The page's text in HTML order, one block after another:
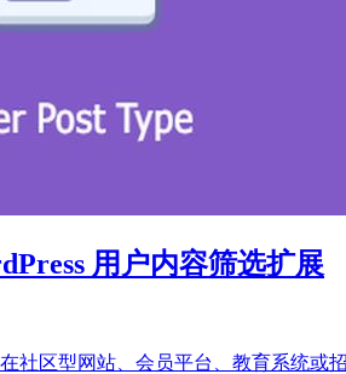
用户内容筛选扩展
在社区型网站、会员平台、教育系